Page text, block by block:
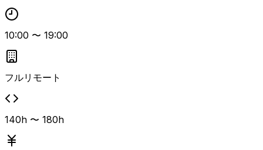
10:00 〜 19:00
フルリモート
140h 〜 180h